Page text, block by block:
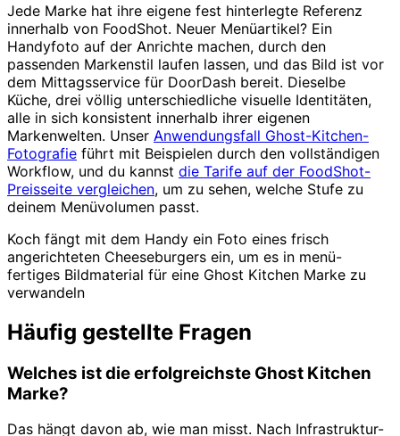
Jede Marke hat ihre eigene fest hinterlegte Referenz
innerhalb von FoodShot. Neuer Menüartikel? Ein
Handyfoto auf der Anrichte machen, durch den
passenden Markenstil laufen lassen, und das Bild ist vor
dem Mittagsservice für DoorDash bereit. Dieselbe
Küche, drei völlig unterschiedliche visuelle Identitäten,
alle in sich konsistent innerhalb ihrer eigenen
Markenwelten. Unser Anwendungsfall Ghost-Kitchen-
Fotografie führt mit Beispielen durch den vollständigen
Workflow, und du kannst die Tarife auf der FoodShot-
Preisseite vergleichen, um zu sehen, welche Stufe zu
deinem Menüvolumen passt.
Koch fängt mit dem Handy ein Foto eines frisch
angerichteten Cheeseburgers ein, um es in menü-
fertiges Bildmaterial für eine Ghost Kitchen Marke zu
verwandeln
Häufig gestellte Fragen
Welches ist die erfolgreichste Ghost Kitchen
Marke?
Das hängt davon ab, wie man misst. Nach Infrastruktur-